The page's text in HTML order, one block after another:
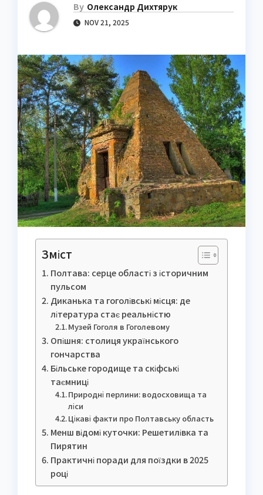
By Олександр Дихтярук
NOV 21, 2025
Зміст
Полтава: серце області з історичним
пульсом
Диканька та гоголівські місця: де
література стає реальністю
Музей Гоголя в Гоголевому
Опішня: столиця українського
гончарства
Більське городище та скіфські
таємниці
Природні перлини: водосховища та
ліси
Цікаві факти про Полтавську область
Менш відомі куточки: Решетилівка та
Пирятин
Практичні поради для поїздки в 2025
році